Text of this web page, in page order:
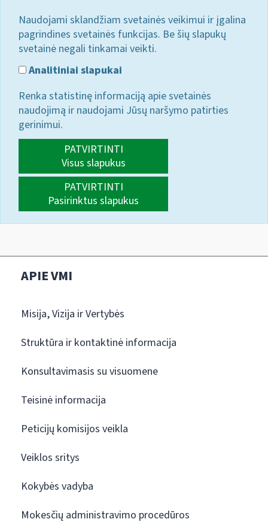
Naudojami sklandžiam svetainės veikimui ir įgalina
pagrindines svetainės funkcijas. Be šių slapukų
svetainė negali tinkamai veikti.
Analitiniai slapukai
Renka statistinę informaciją apie svetainės
naudojimą ir naudojami Jūsų naršymo patirties
gerinimui.
PATVIRTINTI
Visus slapukus
PATVIRTINTI
Pasirinktus slapukus
APIE VMI
Misija, Vizija ir Vertybės
Struktūra ir kontaktinė informacija
Konsultavimasis su visuomene
Teisinė informacija
Peticijų komisijos veikla
Veiklos sritys
Kokybės vadyba
Mokesčių administravimo procedūros